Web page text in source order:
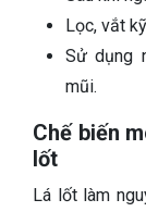
Lọc, vắt
Sử dụng
mũi.
Chế biến
lốt
Lá lốt làm